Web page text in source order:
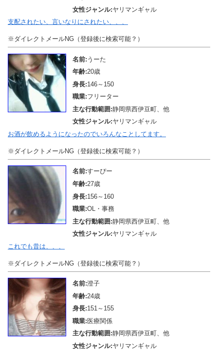
女性ジャンル:ヤリマンギャル
支配されたい、言いなりにされたい、、、
※ダイレクトメールNG（登録後に検索可能？）
名前: うーた
年齢:20歳
身長:146～150
職業:フリーター
主な行動範囲:静岡県西伊豆町、他
女性ジャンル:ヤリマンギャル
お酒が飲めるようになったのでいろんなことしてます。
※ダイレクトメールNG（登録後に検索可能？）
名前:すーぴー
年齢:27歳
身長:156～160
職業:OL・事務
主な行動範囲:静岡県西伊豆町、他
女性ジャンル:ヤリマンギャル
これでも昔は、、、
※ダイレクトメールNG（登録後に検索可能？）
名前:澄子
年齢:24歳
身長:151～155
職業:医療関係
主な行動範囲:静岡県西伊豆町、他
女性ジャンル:ヤリマンギャル